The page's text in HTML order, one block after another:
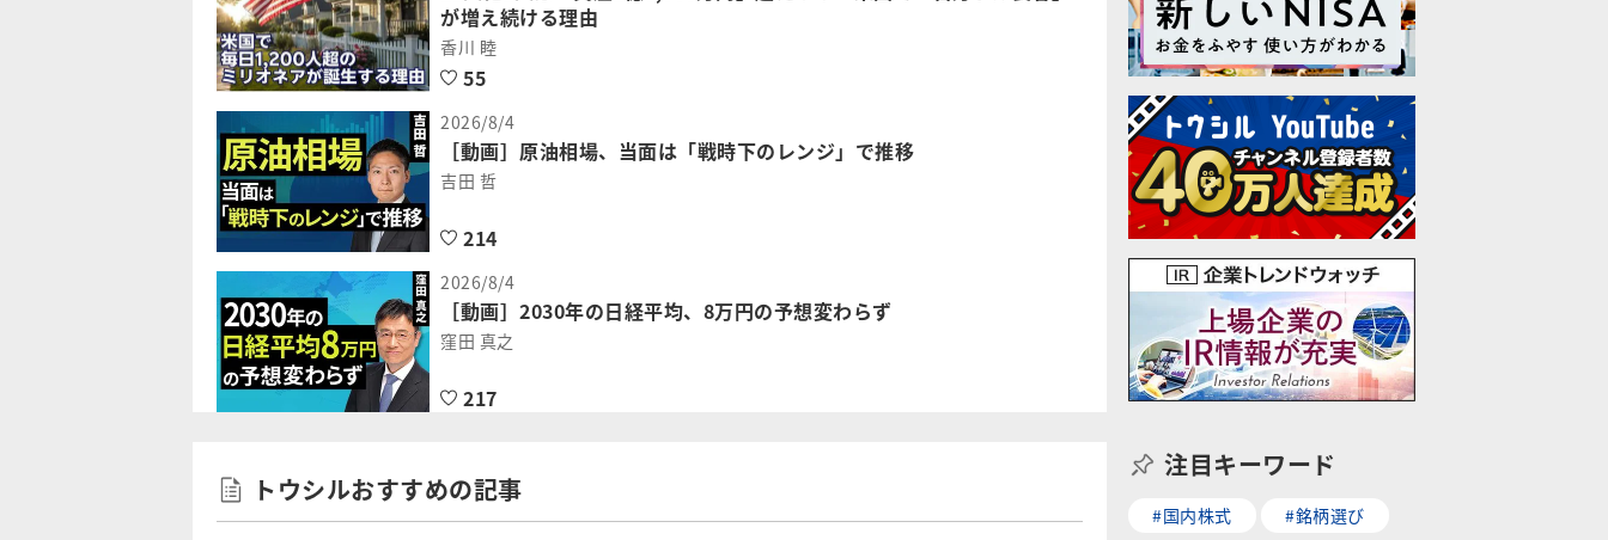
が増え続ける理由
香川 睦
55
2026/8/4
［動画］原油相場、当面は「戦時下のレンジ」で推移
吉田 哲
214
2026/8/4
［動画］2030年の日経平均、8万円の予想変わらず
窪田 真之
217
トウシルおすすめの記事
注目キーワード
#国内株式
#銘柄選び